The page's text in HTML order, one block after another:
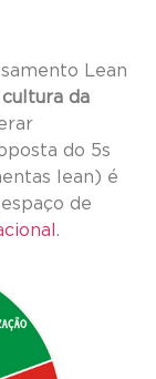
Lean
cultura da
do 5s
lean) é
de
.